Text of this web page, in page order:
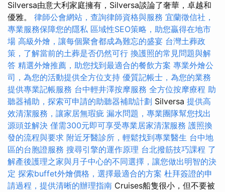
Silversa由意大利家庭擁有，Silversa談論了奢華，卓越和
優雅。 律師公會網站，查詢律師資格與服務 宜蘭徵信社，
專業服務保障您的隱私 區域性SEO策略，助您贏得在地市
場 高級外燴，讓每個聚會都成為難忘的盛宴 台灣土葬政
策，了解當前的土葬是否仍然可行 換護照的常見問題與解
答 精選外燴推薦，助您找到最適合的餐飲方案 專業外燴公
司，為您的活動提供全方位支持 優質記帳士，為您的業務
提供專業記帳服務 台中輕井澤按摩服務 全方位按摩療程 助
聽器補助，探索可申請的助聽器補助計劃 Silversa 提供高
效清潔服務，讓家居無瑕疵 漏水問題，專業團隊幫您找出
源頭並解決 僅需300元即可享受專業居家清潔服務 護照換
發的流程與要求 附近牙醫診所，輕鬆找到專業醫生 台中地
區的台胞證服務 搜尋引擎的運作原理 台北撥筋技巧課程 了
解產後護理之家與月子中心的不同選擇，讓您做出明智的決
定 探索buffet外燴價格，選擇最適合的方案 杜拜簽證的申
請過程，提供清晰的辦理指南 Cruises船隻很小，但不要被